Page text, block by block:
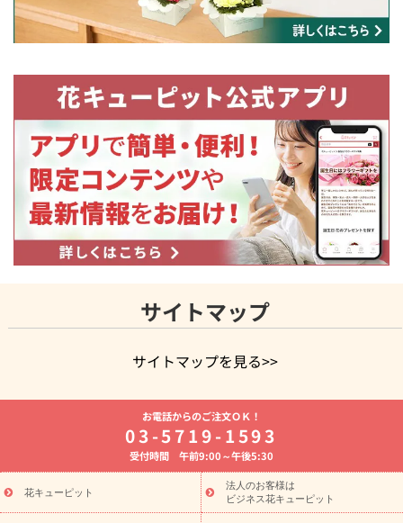
サイトマップ
サイトマップを見る>>
よく贈られる花
お祝いの花特集
誕生日フラワーギフト特集
8月の誕生花(トルコキキョウ)
開店・開業祝い
お供え・お悔やみ お供え・お悔やみの花
通夜・葬儀に贈る花 胡蝶蘭・花鉢
ーブドフラワー
季節のイベント
ひまわり ギフト・プレゼント
特集
お盆 花（新盆・初盆） 季節のイベント
お盆 花（新
盆・初盆）
お盆 花（新盆・初盆）
お盆・お供え 花とセットギ
お電話からのご注文ＯＫ！
03-5719-1593
受付時間 午前9:00～午後5:30
花キューピット
法人のお客様は
ビジネス花キューピット